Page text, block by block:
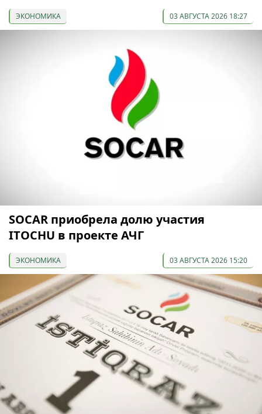
ЭКОНОМИКА 03 АВГУСТА 2026 18:27
SOCAR приобрела долю участия
ITOCHU в проекте АЧГ
ЭКОНОМИКА 03 АВГУСТА 2026 15:20